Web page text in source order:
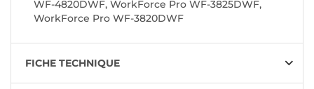
WF-4820DWF, WorkForce Pro WF-3825DWF,
WorkForce Pro WF-3820DWF
FICHE TECHNIQUE